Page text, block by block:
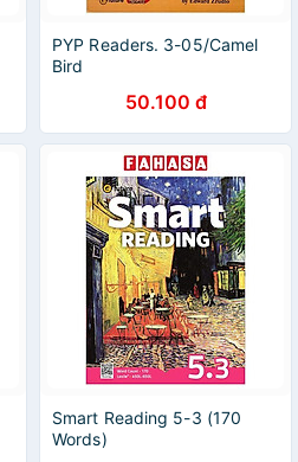
PYP Readers. 3-05/Camel
Bird
50.100 đ
Smart Reading 5-3 (170
Words)